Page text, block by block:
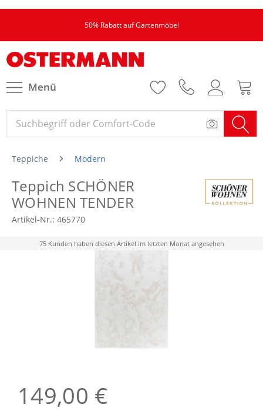
50% Rabatt auf Gartenmöbel
Menü
Teppiche Modern
Teppich SCHÖNER
WOHNEN TENDER
Artikel-Nr.: 465770
75 Kunden haben diesen Artikel im letzten Monat angesehen
149,00 €